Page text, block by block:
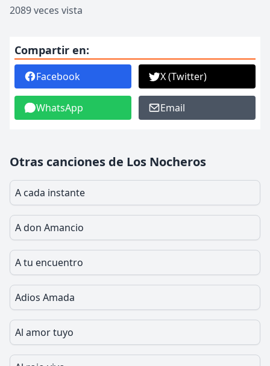
2089 veces vista
Compartir en:
Facebook X (Twitter)
WhatsApp Email
Otras canciones de Los Nocheros
A cada instante
A don Amancio
A tu encuentro
Adios Amada
Al amor tuyo